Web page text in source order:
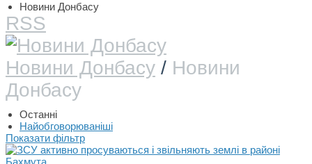
Новини Донбасу
RSS
Новини Донбасу / Новини
Донбасу
Останні
Найобговорюваніші
Показати фільтр